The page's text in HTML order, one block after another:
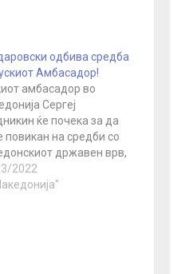
одбива средба
Амбасадор!
амбасадор во
Сергеј
ќе почека за да
повикан на средби со
државен врв,
се понуди во секој
да ја објасни
2022